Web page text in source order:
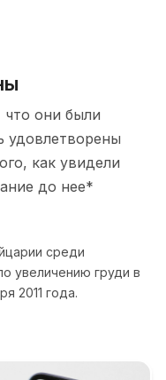
они были
удовлетворены
как увидели
до нее*
среди
увеличению груди в
2011 года.